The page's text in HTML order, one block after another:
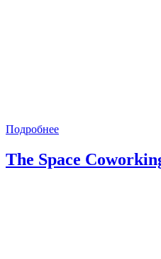
Подробнее
The Space